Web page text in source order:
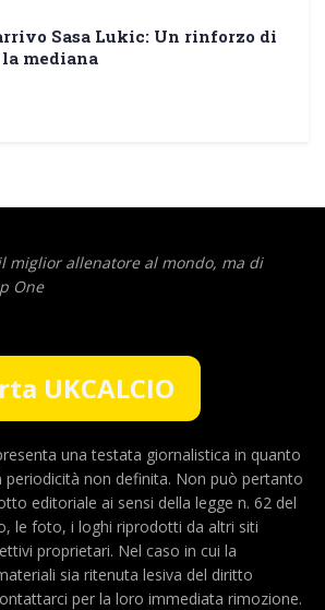
Sasa Lukic: Un rinforzo di
la mediana
miglior allenatore al mondo, ma di
One
UKCALCIO
una testata giornalistica in quanto
periodicità non definita. Non può pertanto
editoriale ai sensi della legge n. 62 del
le foto, i loghi riprodotti da altri siti
proprietari. Nel caso in cui la
sia ritenuta lesiva del diritto
per la loro immediata rimozione.